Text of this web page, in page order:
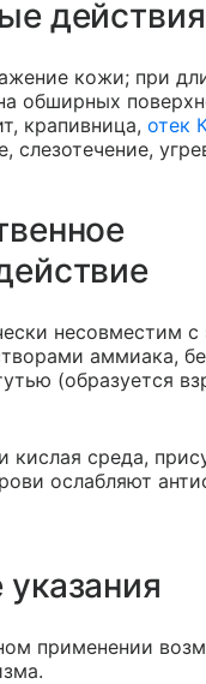
действия
кожи; при
обширных
крапивница, отек
слезотечение,
несовместим
аммиака,
(образуется
кислая среда,
ослабляют
применении